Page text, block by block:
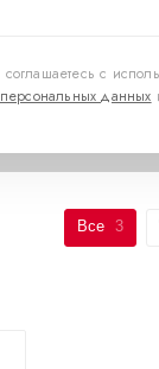
с
данных
https://
Все 3